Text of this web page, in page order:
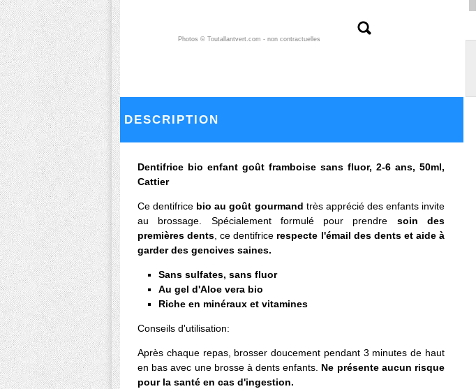
Photos © Toutallantvert.com - non contractuelles
DESCRIPTION
Dentifrice bio enfant goût framboise sans fluor, 2-6 ans, 50ml,
Cattier
Ce dentifrice bio au goût gourmand très apprécié des enfants invite
au brossage. Spécialement formulé pour prendre soin des
premières dents, ce dentifrice respecte l'émail des dents et aide à
garder des gencives saines.
Sans sulfates, sans fluor
Au gel d'Aloe vera bio
Riche en minéraux et vitamines
Conseils d'utilisation:
Après chaque repas, brosser doucement pendant 3 minutes de haut
en bas avec une brosse à dents enfants. Ne présente aucun risque
pour la santé en cas d'ingestion.